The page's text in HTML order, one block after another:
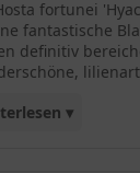
fortunei
fantastische
definitiv
▾